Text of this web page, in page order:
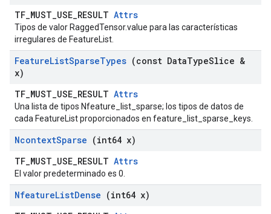
TF_MUST_USE_RESULT Attrs
Tipos de valor RaggedTensor.value para las características
irregulares de FeatureList.
FeatureListSparseTypes (const DataTypeSlice &
x)
TF_MUST_USE_RESULT Attrs
Una lista de tipos Nfeature_list_sparse; los tipos de datos de
cada FeatureList proporcionados en feature_list_sparse_keys.
NcontextSparse (int64 x)
TF_MUST_USE_RESULT Attrs
El valor predeterminado es 0.
NfeatureListDense (int64 x)